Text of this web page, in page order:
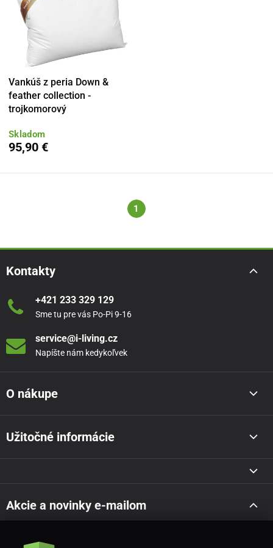
Vankúš z peria Down &
feather collection -
trojkomorový
Skladom
95,90 €
1
Kontakty
+421 233 329 129
Sme tu pre vás Po-Pi 9-16
service@i-living.cz
Napíšte nám kedykoľvek
O nákupe
Užitočné informácie
Akcie a novinky e-mailom